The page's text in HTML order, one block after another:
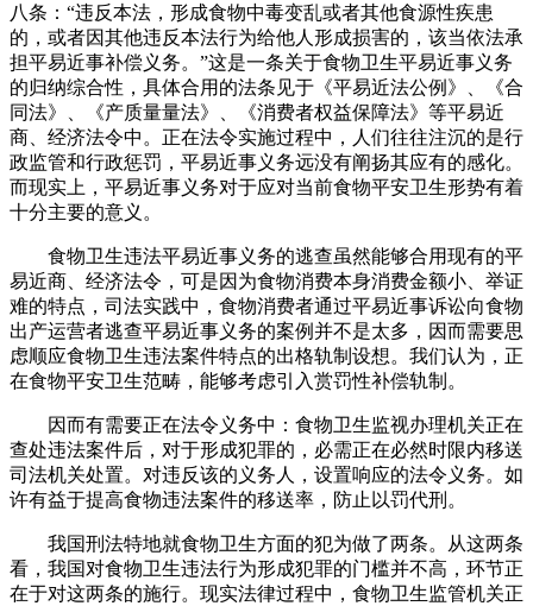
八条：“违反本法，形成食物中毒变乱或者其他食源性疾患
的，或者因其他违反本法行为给他人形成损害的，该当依法承
担平易近事补偿义务。”这是一条关于食物卫生平易近事义务
的归纳综合性，具体合用的法条见于《平易近法公例》、《合
同法》、《产质量量法》、《消费者权益保障法》等平易近
商、经济法令中。正在法令实施过程中，人们往往注沉的是行
政监管和行政惩罚，平易近事义务远没有阐扬其应有的感化。
而现实上，平易近事义务对于应对当前食物平安卫生形势有着
十分主要的意义。
食物卫生违法平易近事义务的逃查虽然能够合用现有的平
易近商、经济法令，可是因为食物消费本身消费金额小、举证
难的特点，司法实践中，食物消费者通过平易近事诉讼向食物
出产运营者逃查平易近事义务的案例并不是太多，因而需要思
虑顺应食物卫生违法案件特点的出格轨制设想。我们认为，正
在食物平安卫生范畴，能够考虑引入赏罚性补偿轨制。
因而有需要正在法令义务中：食物卫生监视办理机关正在
查处违法案件后，对于形成犯罪的，必需正在必然时限内移送
司法机关处置。对违反该的义务人，设置响应的法令义务。如
许有益于提高食物违法案件的移送率，防止以罚代刑。
我国刑法特地就食物卫生方面的犯为做了两条。从这两条
看，我国对食物卫生违法行为形成犯罪的门槛并不高，环节正
在于对这两条的施行。现实法律过程中，食物卫生监管机关正